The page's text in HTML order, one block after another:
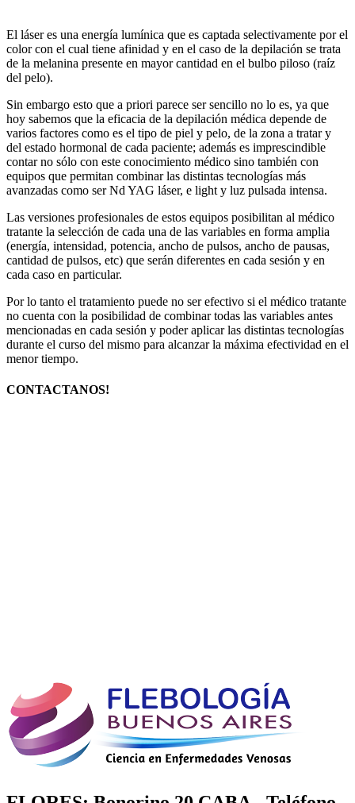
El láser es una energía lumínica que es captada selectivamente por el
color con el cual tiene afinidad y en el caso de la depilación se trata
de la melanina presente en mayor cantidad en el bulbo piloso (raíz
del pelo).
Sin embargo esto que a priori parece ser sencillo no lo es, ya que
hoy sabemos que la eficacia de la depilación médica depende de
varios factores como es el tipo de piel y pelo, de la zona a tratar y
del estado hormonal de cada paciente; además es imprescindible
contar no sólo con este conocimiento médico sino también con
equipos que permitan combinar las distintas tecnologías más
avanzadas como ser Nd YAG láser, e light y luz pulsada intensa.
Las versiones profesionales de estos equipos posibilitan al médico
tratante la selección de cada una de las variables en forma amplia
(energía, intensidad, potencia, ancho de pulsos, ancho de pausas,
cantidad de pulsos, etc) que serán diferentes en cada sesión y en
cada caso en particular.
Por lo tanto el tratamiento puede no ser efectivo si el médico tratante
no cuenta con la posibilidad de combinar todas las variables antes
mencionadas en cada sesión y poder aplicar las distintas tecnologías
durante el curso del mismo para alcanzar la máxima efectividad en el
menor tiempo.
CONTACTANOS!